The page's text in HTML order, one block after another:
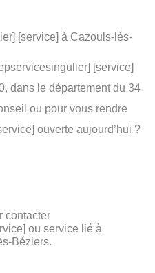
[service] à Cazouls-lès-
[service]
dans le département du 34
ou pour vous rendre
ouverte aujourd’hui ?
contacter
ou service lié à
Béziers.